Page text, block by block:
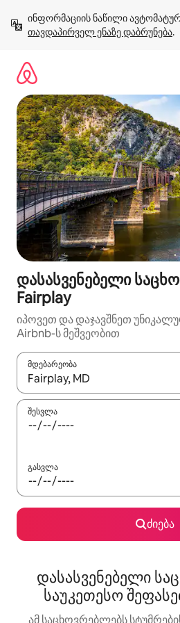
გადასვლა
თავდაპირველ ენაზე დაბრუნება.
დასასვენებელი
Fairplay
იპოვეთ და დაჯავშნეთ
Airbnb-ს მეშვეობით
მდებარეობა
როცა შედეგები ხელმისაწვდომი
შესვლა
გასვლა
ძიება
დასასვენებელი
საუკეთესო
ამ საცხოვრებლებს